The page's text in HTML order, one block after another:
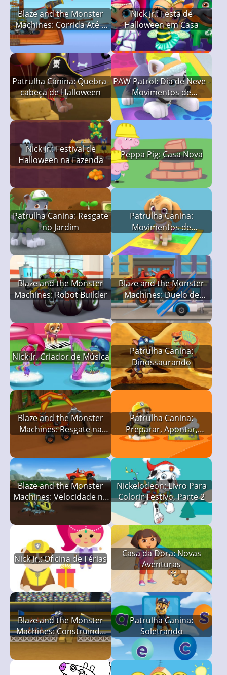
Blaze and the Monster
Machines: Corrida Até o
Todo do Mundo
Nick Jr.: Festa de
Halloween em Casa
Patrulha Canina: Quebra-
cabeça de Halloween
PAW Patrol: Dia de Neve -
Movimentos de
Matemática
Nick Jr.: Festival de
Halloween na Fazenda
Peppa Pig: Casa Nova
Patrulha Canina: Resgate
no Jardim
Patrulha Canina:
Movimentos de
Matemática do Filhote
Blaze and the Monster
Machines: Robot Builder
Blaze and the Monster
Machines: Duelo de
Ferramentas
Nick Jr. Criador de Música
Patrulha Canina:
Dinossaurando
Blaze and the Monster
Machines: Resgate na
Montanha
Patrulha Canina:
Preparar, Apontar,
Resolver!
Blaze and the Monster
Machines: Velocidade no
Vale dos Dinossauros
Nickelodeon: Livro Para
Colorir Festivo, Parte 2
Nick Jr.: Oficina de Férias
Casa da Dora: Novas
Aventuras
Blaze and the Monster
Machines: Construindo
Rampas
Patrulha Canina:
Soletrando